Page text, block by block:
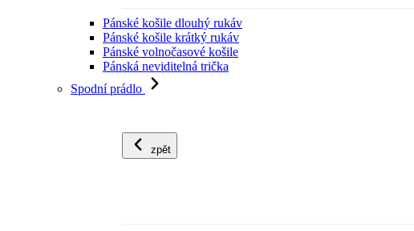
Pánské košile dlouhý rukáv
Pánské košile krátký rukáv
Pánské volnočasové košile
Pánská neviditelná trička
Spodní prádlo
zpět